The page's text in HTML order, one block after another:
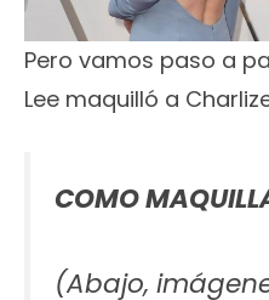
Pero vamos paso a
Lee maquilló a
COMO
(Abajo,